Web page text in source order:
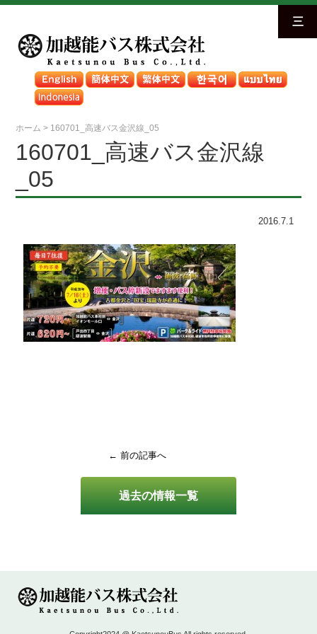
三
ホーム > 160701_高速バス金沢線_05
過去の情報一覧
160701_高速バス金沢線
_05
2016.7.1
← 前の記事へ